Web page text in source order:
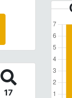
17